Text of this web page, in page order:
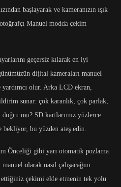
başlayarak ve kameranızın ışık
Manuel modda çekim
geçersiz kılarak en iyi
dijital kameraları manuel
olur. Arka LCD ekran,
sunar: çok karanlık, çok parlak,
mu? SD kartlarımız yüzlerce
bu yüzden ateş edin.
Önceliği gibi yarı otomatik pozlama
olarak nasıl çalışacağını
çekimi elde etmenin tek yolu